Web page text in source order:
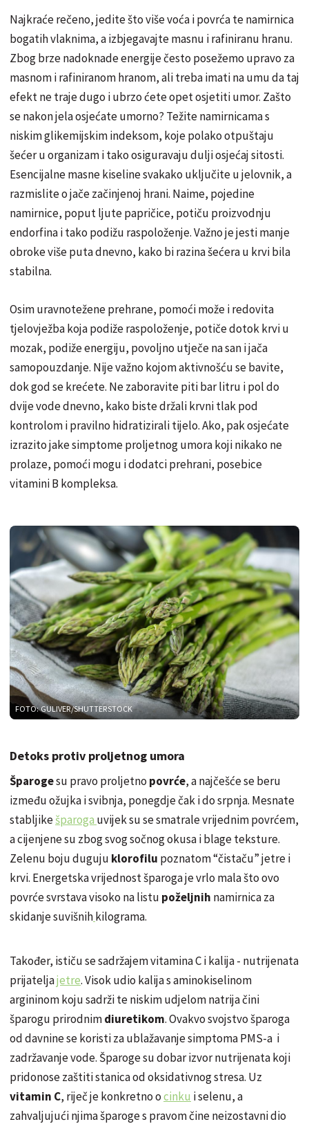
Najkraće rečeno, jedite što više voća i povrća te namirnica
bogatih vlaknima, a izbjegavajte masnu i rafiniranu hranu.
Zbog brze nadoknade energije često posežemo upravo za
masnom i rafiniranom hranom, ali treba imati na umu da taj
efekt ne traje dugo i ubrzo ćete opet osjetiti umor. Zašto
se nakon jela osjećate umorno? Težite namirnicama s
niskim glikemijskim indeksom, koje polako otpuštaju
šećer u organizam i tako osiguravaju dulji osjećaj sitosti.
Esencijalne masne kiseline svakako uključite u jelovnik, a
razmislite o jače začinjenoj hrani. Naime, pojedine
namirnice, poput ljute papričice, potiču proizvodnju
endorfina i tako podižu raspoloženje. Važno je jesti manje
obroke više puta dnevno, kako bi razina šećera u krvi bila
stabilna.
Osim uravnotežene prehrane, pomoći može i redovita
tjelovježba koja podiže raspoloženje, potiče dotok krvi u
mozak, podiže energiju, povoljno utječe na san i jača
samopouzdanje. Nije važno kojom aktivnošću se bavite,
dok god se krećete. Ne zaboravite piti bar litru i pol do
dvije vode dnevno, kako biste držali krvni tlak pod
kontrolom i pravilno hidratizirali tijelo. Ako, pak osjećate
izrazito jake simptome proljetnog umora koji nikako ne
prolaze, pomoći mogu i dodatci prehrani, posebice
vitamini B kompleksa.
FOTO: GULIVER/SHUTTERSTOCK
Detoks protiv proljetnog umora
Šparogesu pravo proljetno povrće, a najčešće se beru
između ožujka i svibnja, ponegdje čak i do srpnja. Mesnate
stabljikešparoga uvijek su se smatrale vrijednim povrćem,
a cijenjene su zbog svog sočnog okusa i blage teksture.
Zelenu boju duguju klorofilu poznatom “čistaču” jetre i
krvi. Energetska vrijednost šparoga je vrlo mala što ovo
povrće svrstava visoko na listu poželjnih namirnica za
skidanje suvišnihkilograma.
Također, ističu se sadržajem vitamina C i kalija - nutrijenata
prijateljajetre. Visok udio kalija s aminokiselinom
argininom koju sadrži te niskim udjelom natrija čini
šparogu prirodnimdiuretikom. Ovakvo svojstvo šparoga
od davnine se koristi za ublažavanje simptoma PMS-a i
zadržavanje vode. Šparoge su dobar izvor nutrijenata koji
pridonose zaštiti stanica od oksidativnog stresa. Uz
vitamin C, riječ je konkretno ocinku i selenu, a
zahvaljujući njima šparoge s pravom čine neizostavni dio